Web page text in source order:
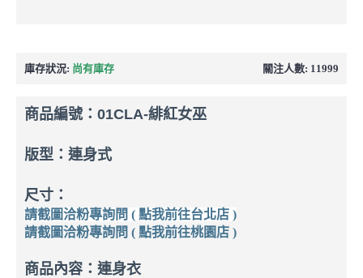
關注人數: 11999
庫存狀況: 尚有庫存
商品編號： 01CLA-緋紅女巫
版型：連身式
尺寸：
請截圖洽粉專詢問 ( 點我前往台北店 )
請截圖洽粉專詢問 ( 點我前往桃園店 )
商品內容：連身衣